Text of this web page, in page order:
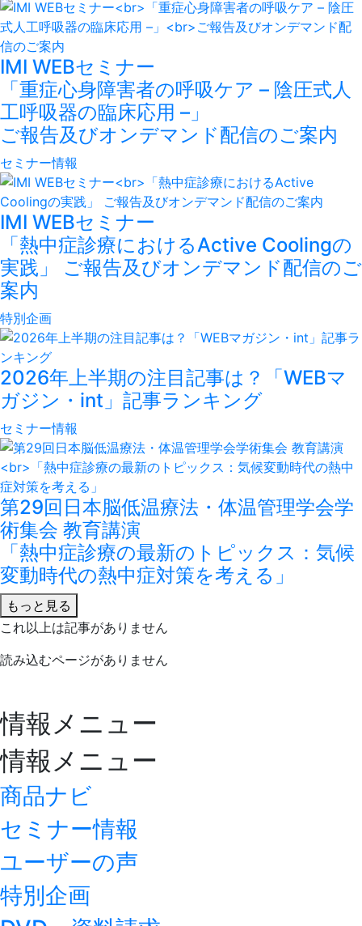
IMI WEBセミナー
「重症心身障害者の呼吸ケア – 陰圧式人
工呼吸器の臨床応用 –」
ご報告及びオンデマンド配信のご案内
セミナー情報
IMI WEBセミナー
「熱中症診療におけるActive Coolingの
実践」 ご報告及びオンデマンド配信のご
案内
特別企画
2026年上半期の注目記事は？「WEBマ
ガジン・int」記事ランキング
セミナー情報
第29回日本脳低温療法・体温管理学会学
術集会 教育講演
「熱中症診療の最新のトピックス：気候
変動時代の熱中症対策を考える」
もっと見る
これ以上は記事がありません
読み込むページがありません
情報メニュー
情報メニュー
商品ナビ
セミナー情報
ユーザーの声
特別企画